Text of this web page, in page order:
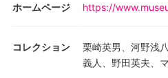
ホームページ https://
コレクション
栗崎英男、河野浅
義人、野田英夫、